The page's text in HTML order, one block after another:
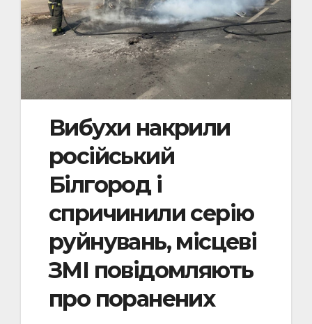
Вибухи накрили
російський
Білгород і
спричинили серію
руйнувань, місцеві
ЗМІ повідомляють
про поранених